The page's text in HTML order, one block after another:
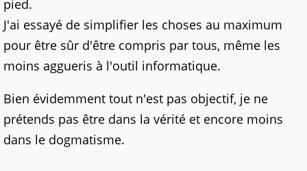
pied.
J'ai essayé de simplifier les choses au maximum
pour être sûr d'être compris par tous, même les
moins aggueris à l'outil informatique.
Bien évidemment tout n'est pas objectif, je ne
prétends pas être dans la vérité et encore moins
dans le dogmatisme.